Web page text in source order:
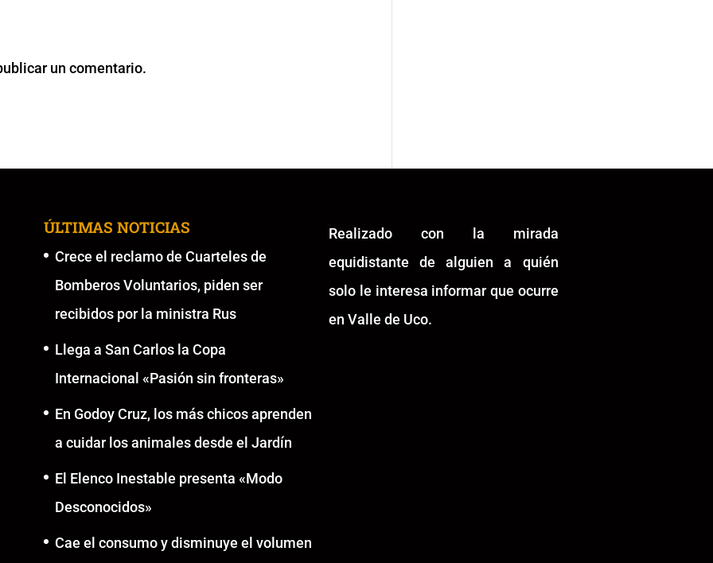
un comentario.
ÚLTIMAS NOTICIAS
Crece el reclamo de Cuarteles de
Bomberos Voluntarios, piden ser
recibidos por la ministra Rus
Llega a San Carlos la Copa
Internacional «Pasión sin fronteras»
En Godoy Cruz, los más chicos aprenden
a cuidar los animales desde el Jardín
El Elenco Inestable presenta «Modo
Desconocidos»
Cae el consumo y disminuye el volumen
Realizado con la mirada
equidistante de alguien a quién
solo le interesa informar que ocurre
en Valle de Uco.